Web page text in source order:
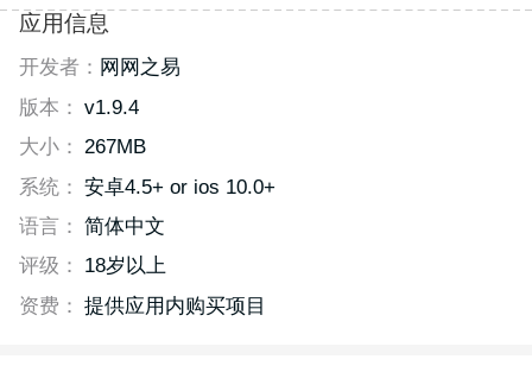
应用信息
开发者： 网网之易
版本： v1.9.4
大小： 267MB
系统： 安卓4.5+ or ios 10.0+
语言： 简体中文
评级：
18岁以上
资费： 提供应用内购买项目